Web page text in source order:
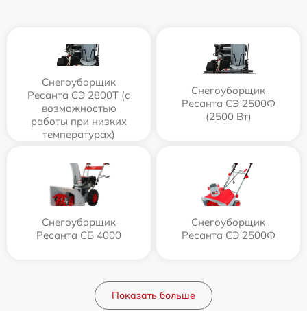
Снегоуборщик
Ресанта СЭ 2800Т (с
возможностью
работы при низких
температурах)
Снегоуборщик
Ресанта СЭ 2500Ф
(2500 Вт)
Снегоуборщик
Ресанта СБ 4000
Снегоуборщик
Ресанта СЭ 2500Ф
Показать больше